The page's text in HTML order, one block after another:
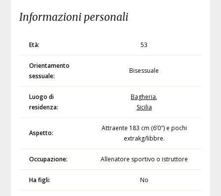
Informazioni personali
Età: 53
Orientamento
sessuale:
Bisessuale
Luogo di
residenza:
Bagheria,
Sicilia
Aspetto:
Attraente 183 cm (6’0″) e pochi
extrakg/libbre.
Occupazione: Allenatore sportivo o istruttore
Ha figli: No